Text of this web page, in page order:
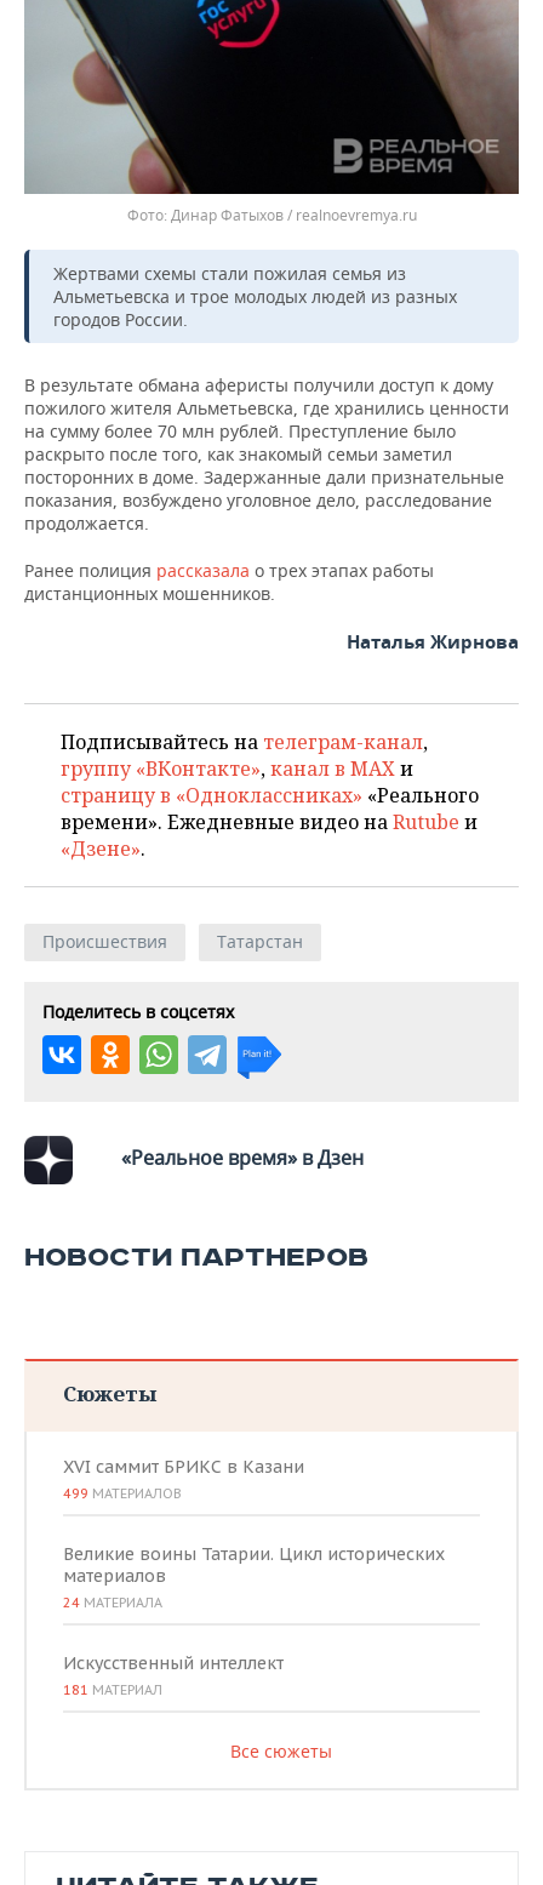
Динар Фатыхов / realnoevremya.ru
Жертвами схемы стали пожилая семья из
Альметьевска и трое молодых людей из разных
городов России.
В результате обмана аферисты получили доступ к дому
пожилого жителя Альметьевска, где хранились ценности
на сумму более 70 млн рублей. Преступление было
раскрыто после того, как знакомый семьи заметил
посторонних в доме. Задержанные дали признательные
показания, возбуждено уголовное дело, расследование
продолжается.
Ранее полиция рассказала о трех этапах работы
дистанционных мошенников.
Наталья Жирнова
Подписывайтесь на телеграм-канал,
группу «ВКонтакте»,канал в MAXи
страницу в «Одноклассниках» «Реального
времени». Ежедневные видео наRutube и
«Дзене».
Происшествия Татарстан
Поделитесь в соцсетях
«Реальное время» в Дзен
НОВОСТИ ПАРТНЕРОВ
Сюжеты
XVI саммит БРИКС в Казани
499 МАТЕРИАЛОВ
Великие воины Татарии. Цикл исторических
материалов
24 МАТЕРИАЛА
Искусственный интеллект
181 МАТЕРИАЛ
Все сюжеты